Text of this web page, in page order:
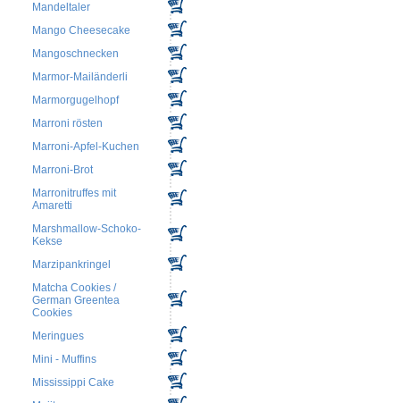
Mandeltaler
Mango Cheesecake
Mangoschnecken
Marmor-Mailänderli
Marmorgugelhopf
Marroni rösten
Marroni-Apfel-Kuchen
Marroni-Brot
Marronitruffes mit
Amaretti
Marshmallow-Schoko-
Kekse
Marzipankringel
Matcha Cookies /
German Greentea
Cookies
Meringues
Mini - Muffins
Mississippi Cake